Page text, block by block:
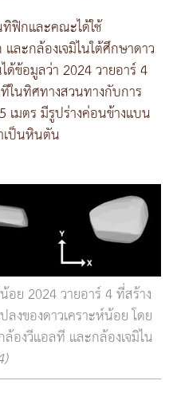
ทิฟิกและคณะได้ใช้
ละกล้องเจมิไนใต้ศึกษาดาว
ด้ข้อมูลว่า 2024 วายอาร์ 4
นทิศทางสวนทางกับการ
เมตร มีรูปร่างค่อนข้างแบน
เป็นหินตัน
ย 2024 วายอาร์ 4 ที่สร้าง
งของดาวเคราะห์น้อย โดย
องวีแอลที และกล้องเจมิไน